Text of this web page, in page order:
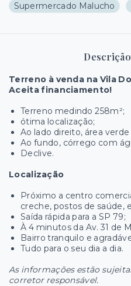
Supermercado Malucho
Terreno à venda na Vila
Aceita financiamento!
Terreno medindo 258m²;
ótima localização;
Ao lado direito, área
Ao fundo, córrego com
Declive.
Localização
Próximo a centro
creche, postos de saúde,
Saída rápida para a SP 79;
À 4 minutos da Av. 31 de
Bairro tranquilo e
Tudo para o seu dia a dia.
As informações estão
corretor responsável.